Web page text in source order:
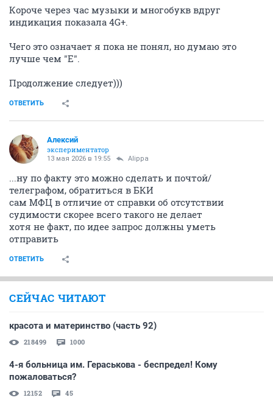
Короче через час музыки и многобукв вдруг
индикация показала 4G+.
Чего это означает я пока не понял, но думаю это
лучше чем "Е".
Продолжение следует)))
ОТВЕТИТЬ
Алексий
экспериментатор
13 мая 2026 в 19:55 Alippa
...ну по факту это можно сделать и почтой/
телеграфом, обратиться в БКИ
сам МФЦ в отличие от справки об отсутствии
судимости скорее всего такого не делает
хотя не факт, по идее запрос должны уметь
отправить
ОТВЕТИТЬ
СЕЙЧАС ЧИТАЮТ
красота и материнство (часть 92)
218499 1000
4-я больница им. Гераськова - беспредел! Кому
пожаловаться?
12152 45